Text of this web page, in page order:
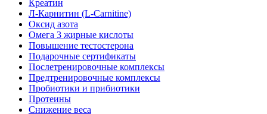
Креатин
Л-Карнитин (L-Сarnitine)
Оксид азота
Омега 3 жирные кислоты
Повышение тестостерона
Подарочные сертификаты
Послетренировочные комплексы
Предтренировочные комплексы
Пробиотики и прибиотики
Протеины
Снижение веса